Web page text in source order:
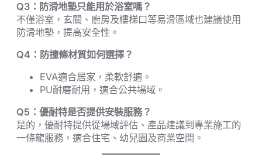
Q3：防滑地墊只能用於浴室嗎？
不僅浴室，玄關、廚房及樓梯口等易滑區域也建議使用
防滑地墊，提高安全性。
Q4：防撞條材質如何選擇？
EVA適合居家，柔軟舒適。
PU耐磨耐用，適合公共場域。
Q5：優耐特是否提供安裝服務？
是的，優耐特提供從場域評估、產品建議到專業施工的
一條龍服務，適合住宅、幼兒園及商業空間。